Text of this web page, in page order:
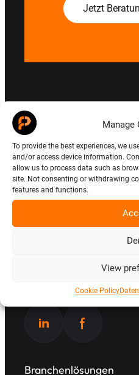
Manage
To provide the best experiences, we
and/or access device information.
allow us to process data such as
site. Not consenting or withdrawing
features and functions.
View
Cookie Policy
Jetzt
Mit unseren Rohren
jeder chemischen oder
Unsere Produkte sind
allen Kontinenten im
Branchenlösungen